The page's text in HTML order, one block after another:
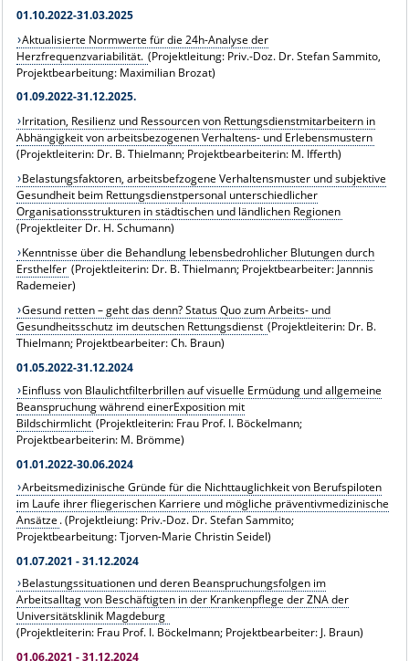
01.10.2022-31.03.2025
Aktualisierte Normwerte für die 24h-Analyse der
Herzfrequenzvariabilität. (Projektleitung: Priv.-Doz. Dr. Stefan Sammito,
Projektbearbeitung: Maximilian Brozat)
01.09.2022-31.12.2025.
Irritation, Resilienz und Ressourcen von Rettungsdienstmitarbeitern in
Abhängigkeit von arbeitsbezogenen Verhaltens- und Erlebensmustern
(Projektleiterin: Dr. B. Thielmann; Projektbearbeiterin: M. Ifferth)
Belastungsfaktoren, arbeitsbefzogene Verhaltensmuster und subjektive
Gesundheit beim Rettungsdienstpersonal unterschiedlicher
Organisationsstrukturen in städtischen und ländlichen Regionen
(Projektleiter Dr. H. Schumann)
Kenntnisse über die Behandlung lebensbedrohlicher Blutungen durch
Ersthelfer (Projektleiterin: Dr. B. Thielmann; Projektbearbeiter: Jannnis
Rademeier)
Gesund retten – geht das denn? Status Quo zum Arbeits- und
Gesundheitsschutz im deutschen Rettungsdienst (Projektleiterin: Dr. B.
Thielmann; Projektbearbeiter: Ch. Braun)
01.05.2022-31.12.2024
Einfluss von Blaulichtfilterbrillen auf visuelle Ermüdung und allgemeine
Beanspruchung während einerExposition mit
Bildschirmlicht (Projektleiterin: Frau Prof. I. Böckelmann;
Projektbearbeiterin: M. Brömme)
01.01.2022-30.06.2024
Arbeitsmedizinische Gründe für die Nichttauglichkeit von Berufspiloten
im Laufe ihrer fliegerischen Karriere und mögliche präventivmedizinische
Ansätze . (Projektleiung: Priv.-Doz. Dr. Stefan Sammito;
Projektbearbeitung: Tjorven-Marie Christin Seidel)
01.07.2021 - 31.12.2024
Belastungssituationen und deren Beanspruchungsfolgen im
Arbeitsalltag von Beschäftigten in der Krankenpflege der ZNA der
Universitätsklinik Magdeburg
(Projektleiterin: Frau Prof. I. Böckelmann; Projektbearbeiter: J. Braun)
01.06.2021 - 31.12.2024